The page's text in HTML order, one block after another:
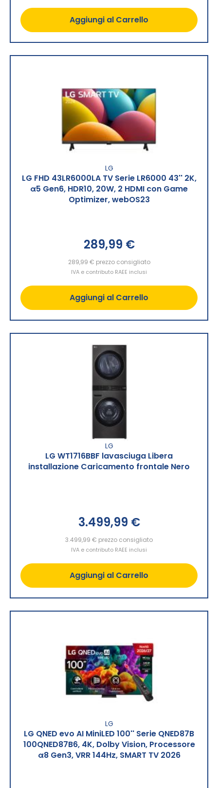
Aggiungi al Carrello
LG
LG FHD 43LR6000LA TV Serie LR6000 43'' 2K,
α5 Gen6, HDR10, 20W, 2 HDMI con Game
Optimizer, webOS23
289,99 €
289,99 € prezzo consigliato
IVA e contributo RAEE inclusi
Aggiungi al Carrello
LG
LG WT1716BBF lavasciuga Libera
installazione Caricamento frontale Nero
3.499,99 €
3.499,99 € prezzo consigliato
IVA e contributo RAEE inclusi
Aggiungi al Carrello
LG
LG QNED evo AI MiniLED 100'' Serie QNED87B
100QNED87B6, 4K, Dolby Vision, Processore
α8 Gen3, VRR 144Hz, SMART TV 2026